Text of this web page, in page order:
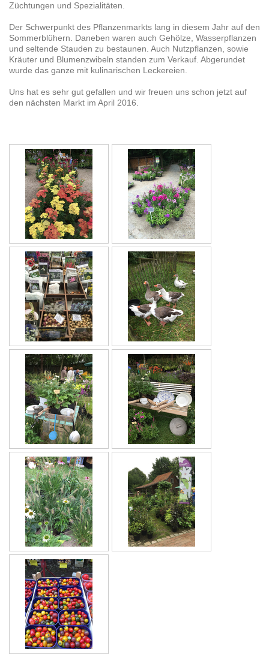
Züchtungen und Spezialitäten.
Der Schwerpunkt des Pflanzenmarkts lang in diesem Jahr auf den
Sommerblühern. Daneben waren auch Gehölze, Wasserpflanzen
und seltende Stauden zu bestaunen. Auch Nutzpflanzen, sowie
Kräuter und Blumenzwibeln standen zum Verkauf. Abgerundet
wurde das ganze mit kulinarischen Leckereien.
Uns hat es sehr gut gefallen und wir freuen uns schon jetzt auf
den nächsten Markt im April 2016.